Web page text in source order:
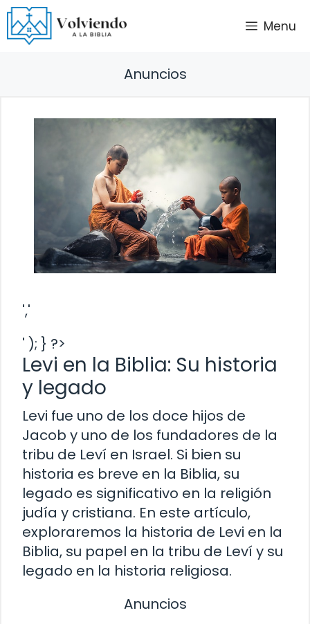
Saltar
al
contenido
Menu
Anuncios
','
' ); } ?>
Levi en la Biblia: Su historia
y legado
Levi fue uno de los doce hijos de
Jacob y uno de los fundadores de la
tribu de Leví en Israel. Si bien su
historia es breve en la Biblia, su
legado es significativo en la religión
judía y cristiana. En este artículo,
exploraremos la historia de Levi en la
Biblia, su papel en la tribu de Leví y su
legado en la historia religiosa.
Anuncios